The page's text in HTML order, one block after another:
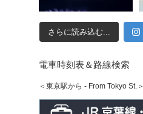
さらに読み込む...
電車時刻表＆路線検索
＜東京駅から - From Tokyo St.＞